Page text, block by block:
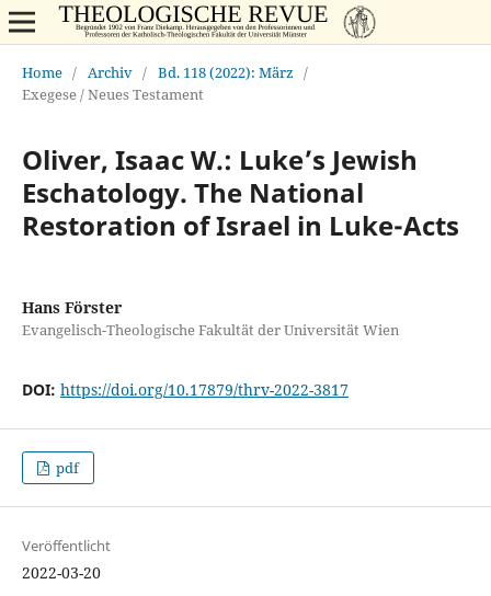
Home / Archiv / Bd. 118 (2022): März /
Exegese / Neues Testament
Oliver, Isaac W.: Luke’s Jewish
Eschatology. The National
Restoration of Israel in Luke-Acts
Hans Förster
Evangelisch-Theologische Fakultät der Universität Wien
DOI: https://doi.org/10.17879/thrv-2022-3817
pdf
Veröffentlicht
2022-03-20